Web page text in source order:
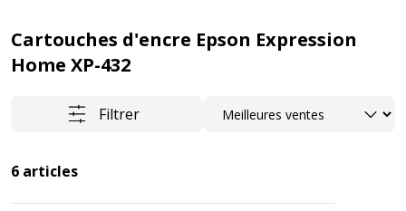
Cartouches d'encre Epson Expression
Home XP-432
Filtrer Trier
6 articles